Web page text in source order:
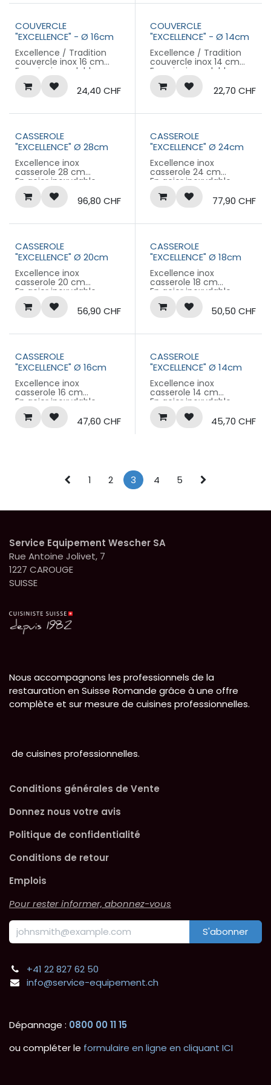
COUVERCLE
"EXCELLENCE" - Ø 16cm
Excellence / Tradition
couvercle inox 16 cm
En acier inoxydable
épais
Garantie 10 ans24,40 CHF
COUVERCLE
"EXCELLENCE" - Ø 14cm
Excellence / Tradition
couvercle inox 14 cm
En acier inoxydable
épais
Garantie 10 ans22,70 CHF
CASSEROLE
"EXCELLENCE" Ø 28cm
Excellence inox
casserole 28 cm
En acier inoxydable
épais
Garantie 10 ans96,80 CHF
CASSEROLE
"EXCELLENCE" Ø 24cm
Excellence inox
casserole 24 cm
En acier inoxydable
épais
Garantie 10 ans77,90 CHF
CASSEROLE
"EXCELLENCE" Ø 20cm
Excellence inox
casserole 20 cm
En acier inoxydable
épais
Garantie 10 ans56,90 CHF
CASSEROLE
"EXCELLENCE" Ø 18cm
Excellence inox
casserole 18 cm
En acier inoxydable
épais
Garantie 10 ans50,50 CHF
CASSEROLE
"EXCELLENCE" Ø 16cm
Excellence inox
casserole 16 cm
En acier inoxydable
épais
Garantie 10 ans47,60 CHF
CASSEROLE
"EXCELLENCE" Ø 14cm
Excellence inox
casserole 14 cm
En acier inoxydable
épais
Garantie 10 ans45,70 CHF
1 2 3 4 5
Service Equipement Wescher SA
Rue Antoine Jolivet, 7
1227 CAROUGE
SUISSE
Nous accompagnons les professionnels de la
restauration en Suisse Romande grâce à une offre
complète et sur mesure de cuisines professionnelles.
de cuisines professionnelles.
Conditions générales de Vente
Donnez nous votre avis
Politique de confidentialité
Conditions de retour
Emplois
Pour rester informer, abonnez-vous
S'abonner
+41 22 827 62 50
info@service-equipement.ch
Dépannage : 0800 00 11 15
ou compléter le formulaire en ligne en cliquant ICI